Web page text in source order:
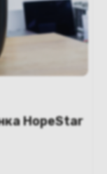
HopeStar